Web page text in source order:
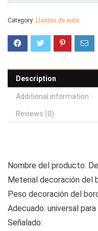
Category: Llantas de auto
Description
Additional information
Reviews (0)
Nombre del producto:
Meterial decoración del
Peso decoración del
Adecuado: universal
Señalado: